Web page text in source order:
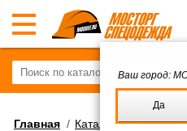
Ваш город:
Да
Главная / Каталог/Средства